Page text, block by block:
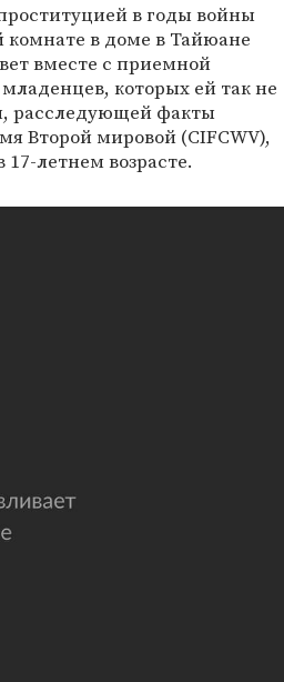
в годы войны
в доме в Тайюане
вместе с приемной
которых ей так не
расследующей факты
Второй мировой (CIFCWV),
летнем возрасте.